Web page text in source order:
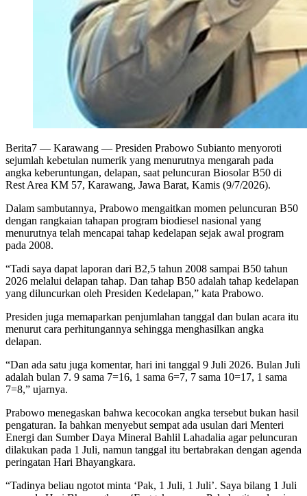
Berita7 — Karawang — Presiden Prabowo Subianto menyoroti
sejumlah kebetulan numerik yang menurutnya mengarah pada
angka keberuntungan, delapan, saat peluncuran Biosolar B50 di
Rest Area KM 57, Karawang, Jawa Barat, Kamis (9/7/2026).
Dalam sambutannya, Prabowo mengaitkan momen peluncuran B50
dengan rangkaian tahapan program biodiesel nasional yang
menurutnya telah mencapai tahap kedelapan sejak awal program
pada 2008.
“Tadi saya dapat laporan dari B2,5 tahun 2008 sampai B50 tahun
2026 melalui delapan tahap. Dan tahap B50 adalah tahap kedelapan
yang diluncurkan oleh Presiden Kedelapan,” kata Prabowo.
Presiden juga memaparkan penjumlahan tanggal dan bulan acara itu
menurut cara perhitungannya sehingga menghasilkan angka
delapan.
“Dan ada satu juga komentar, hari ini tanggal 9 Juli 2026. Bulan Juli
adalah bulan 7. 9 sama 7=16, 1 sama 6=7, 7 sama 10=17, 1 sama
7=8,” ujarnya.
Prabowo menegaskan bahwa kecocokan angka tersebut bukan hasil
pengaturan. Ia bahkan menyebut sempat ada usulan dari Menteri
Energi dan Sumber Daya Mineral Bahlil Lahadalia agar peluncuran
dilakukan pada 1 Juli, namun tanggal itu bertabrakan dengan agenda
peringatan Hari Bhayangkara.
“Tadinya beliau ngotot minta ‘Pak, 1 Juli, 1 Juli’. Saya bilang 1 Juli